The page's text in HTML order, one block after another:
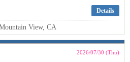
Details
View, CA
2026/07/30 (Thu)